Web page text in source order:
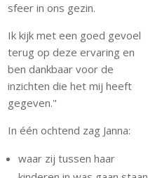
sfeer in ons gezin.
Ik kijk met een goed gevoel
terug op deze ervaring en
ben dankbaar voor de
inzichten die het mij heeft
gegeven."
In één ochtend zag Janna:
waar zij tussen haar